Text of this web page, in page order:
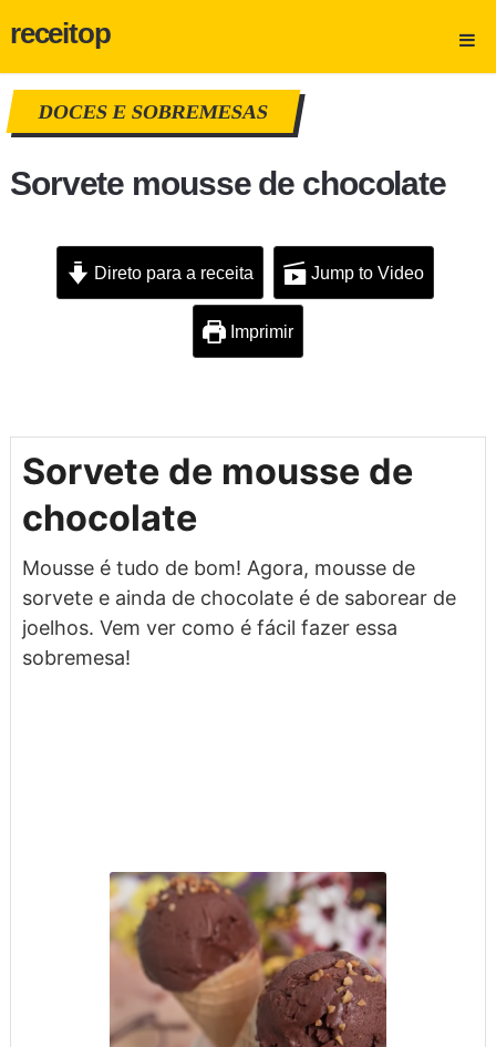
receitop
DOCES E SOBREMESAS
Sorvete mousse de chocolate
Direto para a receita Jump to Video
Imprimir
Sorvete de mousse de
chocolate
Mousse é tudo de bom! Agora, mousse de
sorvete e ainda de chocolate é de saborear de
joelhos. Vem ver como é fácil fazer essa
sobremesa!